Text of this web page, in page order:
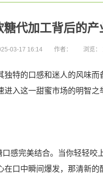
代加工背后的
03-17 16:14 作者： 浏览：
特的口感和迷人的风味
入这一甜蜜市场的明智之
感完美结合。当你轻轻咬
口中瞬间爆发，那清新